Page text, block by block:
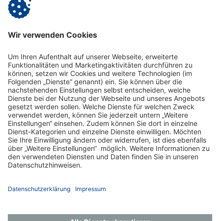
Achtung; Wir ziehen um!
Ab voraussichtlich Frühjahr 2026 finden Sie uns als
Berlin-Spandau.
Mehr Informationen zum
Neuendorfer Hof
Datenschutz